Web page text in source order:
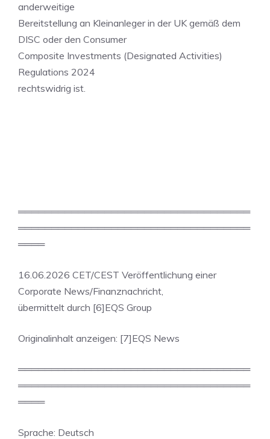
anderweitige
Bereitstellung an Kleinanleger in der UK gemäß dem
DISC oder den Consumer
Composite Investments (Designated Activities)
Regulations 2024
rechtswidrig ist.
═══════════════════════════════════
═══════════════════════════════════
════
16.06.2026 CET/CEST Veröffentlichung einer
Corporate News/Finanznachricht,
übermittelt durch [6]EQS Group
Originalinhalt anzeigen: [7]EQS News
═══════════════════════════════════
═══════════════════════════════════
════
Sprache: Deutsch